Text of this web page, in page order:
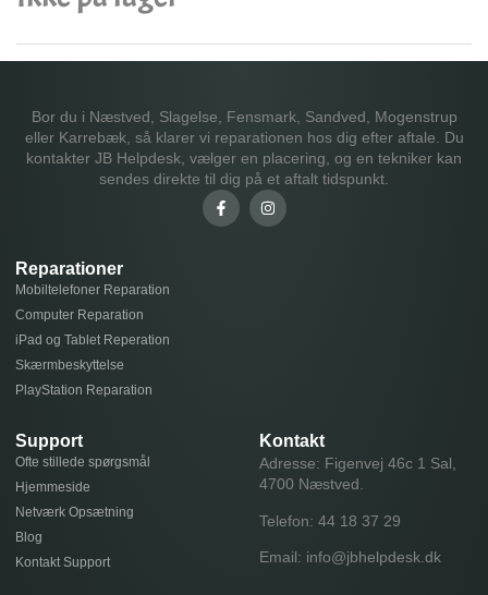
Bor du i Næstved, Slagelse, Fensmark, Sandved, Mogenstrup
eller Karrebæk, så klarer vi reparationen hos dig efter aftale. Du
kontakter JB Helpdesk, vælger en placering, og en tekniker kan
sendes direkte til dig på et aftalt tidspunkt.
Reparationer
Mobiltelefoner Reparation
Computer Reparation
iPad og Tablet Reperation
Skærmbeskyttelse
PlayStation Reparation
Support
Ofte stillede spørgsmål
Hjemmeside
Netværk Opsætning
Blog
Kontakt Support
Kontakt
Adresse: Figenvej 46c 1 Sal,
4700 Næstved.
Telefon: 44 18 37 29
Email: info@jbhelpdesk.dk